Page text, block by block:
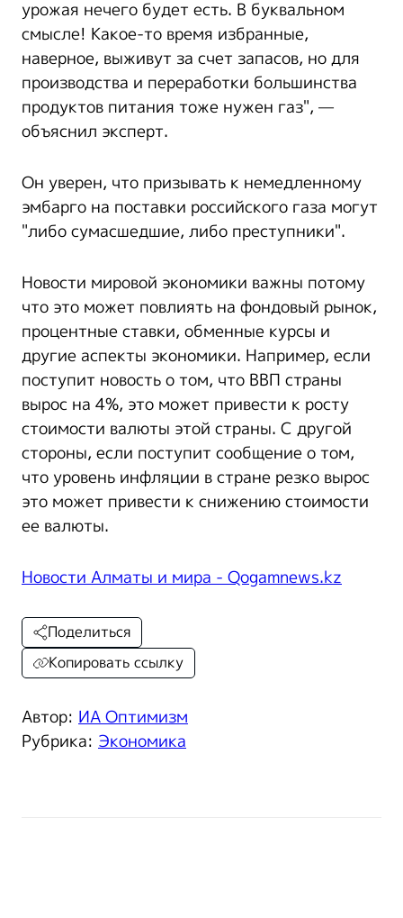
урожая нечего будет есть. В буквальном
смысле! Какое-то время избранные,
наверное, выживут за счет запасов, но для
производства и переработки большинства
продуктов питания тоже нужен газ", —
объяснил эксперт.
Он уверен, что призывать к немедленному
эмбарго на поставки российского газа могут
"либо сумасшедшие, либо преступники".
Новости мировой экономики важны потому
что это может повлиять на фондовый рынок,
процентные ставки, обменные курсы и
другие аспекты экономики. Например, если
поступит новость о том, что ВВП страны
вырос на 4%, это может привести к росту
стоимости валюты этой страны. С другой
стороны, если поступит сообщение о том,
что уровень инфляции в стране резко вырос
это может привести к снижению стоимости
ее валюты.
Новости Алматы и мира - Qogamnews.kz
Автор: ИА Оптимизм
Рубрика: Экономика
Поделиться
Копировать ссылку